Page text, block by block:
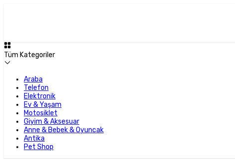
Tüm Kategoriler
Araba
Telefon
Elektronik
Ev & Yaşam
Motosiklet
Giyim & Aksesuar
Anne & Bebek & Oyuncak
Antika
Pet Shop